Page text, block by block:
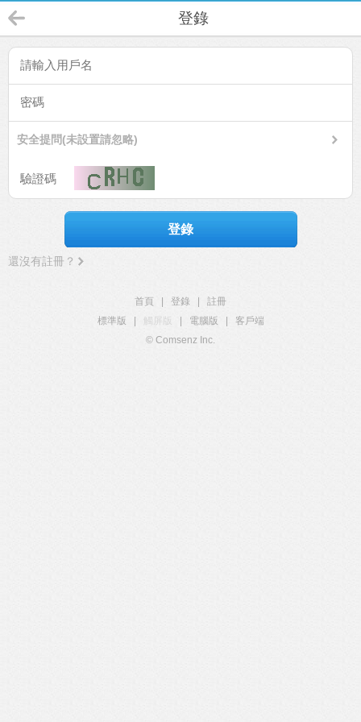
登錄
安全提問(未設置請忽略)
登錄
還沒有註冊？
首頁 登錄
註冊
標準版
觸屏版 電腦版
客戶端
© Comsenz Inc.